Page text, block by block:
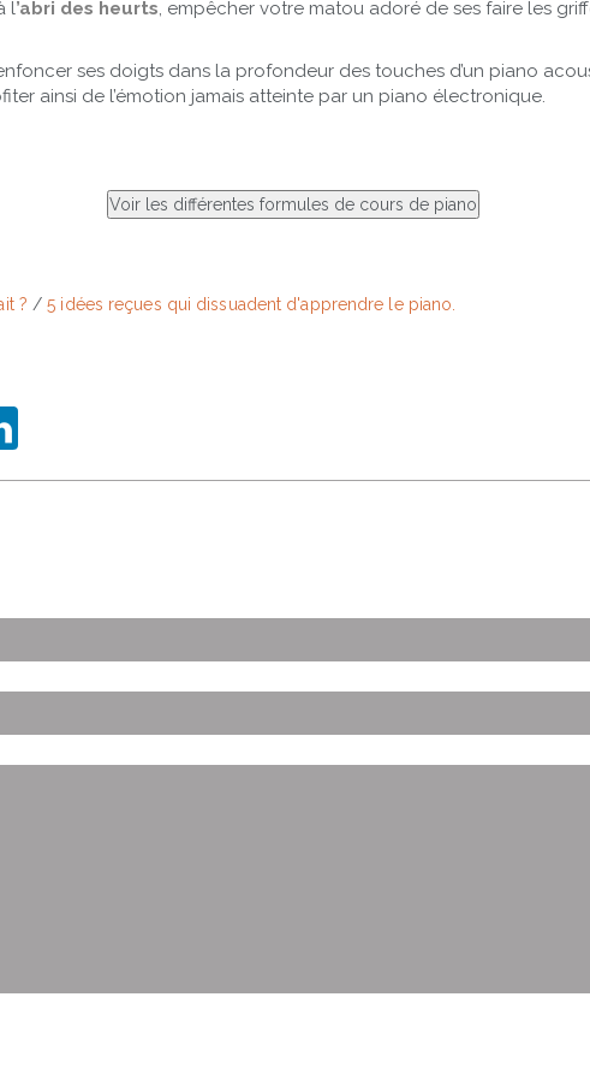
l’abri des heurts, empêcher votre matou adoré de ses faire les
ses doigts dans la profondeur des touches d’un piano
ainsi de l’émotion jamais atteinte par un piano électronique.
? /5 idées reçues qui dissuadent d'apprendre le piano.